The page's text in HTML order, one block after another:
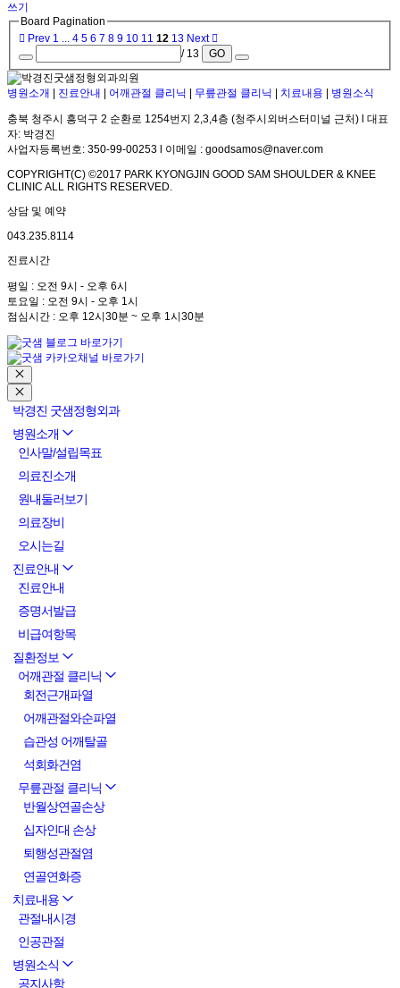
쓰기
Board Pagination
Prev 1 4 5 6 7 8 9 10 11 12 13 Next
/ 13
GO
병원소개 진료안내 어깨관절 클리닉 무릎관절 클리닉 치료내용 병원소식
충북 청주시 흥덕구 2 순환로 1254번지 2,3,4층 (청주시외버스터미널 근처) l 대표
자: 박경진
사업자등록번호: 350-99-00253 l 이메일 : goodsamos@naver.com
COPYRIGHT(C) ©2017 PARK KYONGJIN GOOD SAM SHOULDER & KNEE
CLINIC ALL RIGHTS RESERVED.
상담 및 예약
043.235.8114
진료시간
평일 : 오전 9시 - 오후 6시
토요일 : 오전 9시 - 오후 1시
점심시간 : 오후 12시30분 ~ 오후 1시30분
박경진 굿샘정형외과
병원소개
인사말/설립목표
의료진소개
원내둘러보기
의료장비
오시는길
진료안내
진료안내
증명서발급
비급여항목
질환정보
어깨관절 클리닉
회전근개파열
어깨관절와순파열
습관성 어깨탈골
석회화건염
무릎관절 클리닉
반월상연골손상
십자인대 손상
퇴행성관절염
연골연화증
치료내용
관절내시경
인공관절
병원소식
공지사항